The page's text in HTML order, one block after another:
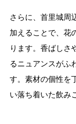
さらに、首里城周
加えることで、花
ります。香ばしさ
るニュアンスがふ
す。素材の個性を
い落ち着いた飲み